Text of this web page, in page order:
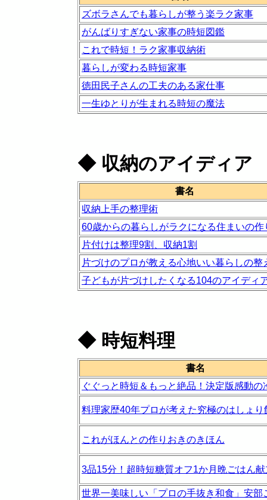
ズボラさんでも暮らしが整う楽ラク家事
がんばりすぎない家事の時短図鑑
これで時短！ラク家事収納術
暮らしが変わる時短家事
徳田民子さんの工夫のある家仕事
一生ゆとりが生まれる時短の魔法
◆ 収納のアイディア
書名
収納上手の整理術
60歳からの暮らしがラクになる住まいの作
片付けは整理9割、収納1割
片づけのプロが教える心地いい暮らしの整
子どもが片づけしたくなる104のアイディ
◆ 時短料理
書名
ぐぐっと時短＆もっと絶品！決定版感動の
料理家歴40年プロが考えた究極のはしょり
これがほんとの作りおきのきほん
3品15分！超時短糖質オフ1か月晩ごはん献
世界一美味しい「プロの手抜き和食」安部